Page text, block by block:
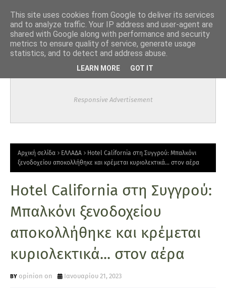
Responsive Advertisement
Αρχική σελίδα ΕΛΛΑΔΑ
Hotel California στη Συγγρού: Μπαλκόνι
ξενοδοχείου αποκολλήθηκε και κρέμεται κυριολεκτικά... στον αέρα
Hotel California στη Συγγρού:
Μπαλκόνι ξενοδοχείου
αποκολλήθηκε και κρέμεται
κυριολεκτικά... στον αέρα
opinion on Ιανουαρίου 21, 2023
This site uses cookies from Google to deliver its services
and to analyze traffic. Your IP address and user-agent are
shared with Google along with performance and security
metrics to ensure quality of service, generate usage
statistics, and to detect and address abuse.
LEARN MORE GOT IT